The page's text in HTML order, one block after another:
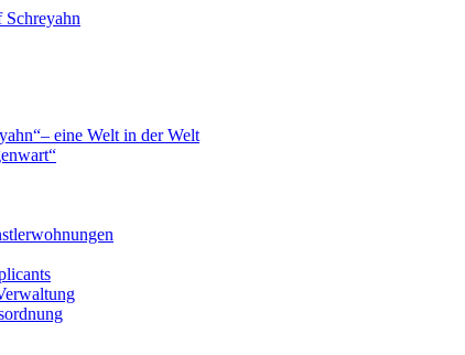
eine Welt in der Welt